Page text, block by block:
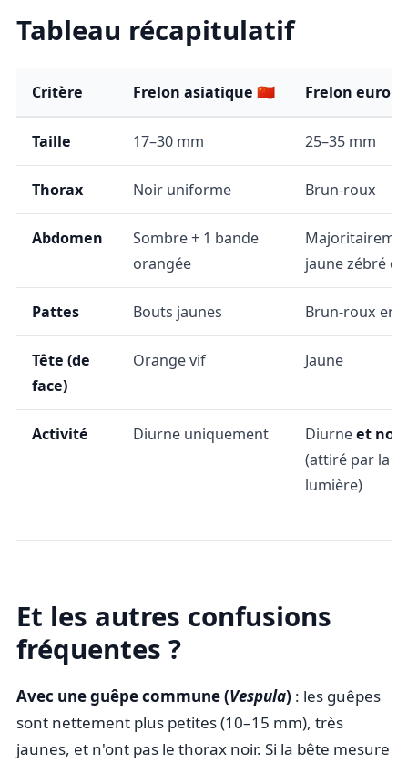
Tableau récapitulatif
Critère Frelon asiatique 🇨🇳 Frelon
Taille 17–30 mm 25–35 mm
Thorax Noir uniforme Brun-roux
Abdomen
Sombre + 1 bande
orangée
jaune zébré
Pattes Bouts jaunes Brun-roux
Tête (de
face)
Orange vif Jaune
Activité Diurne uniquement Diurneet
(attiré par la
lumière)
Et les autres confusions
fréquentes ?
Avec une guêpe commune (Vespula) : les guêpes
sont nettement plus petites (10–15 mm), très
jaunes, et n'ont pas le thorax noir. Si la bête mesure